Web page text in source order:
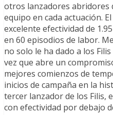
otros lanzadores abridores
equipo en cada actuación.
excelente efectividad de
en 60 episodios de labor.
no solo le ha dado a los
vez que abre un
mejores comienzos de
inicios de campaña en la
tercer lanzador de los Filis,
con efectividad por debajo